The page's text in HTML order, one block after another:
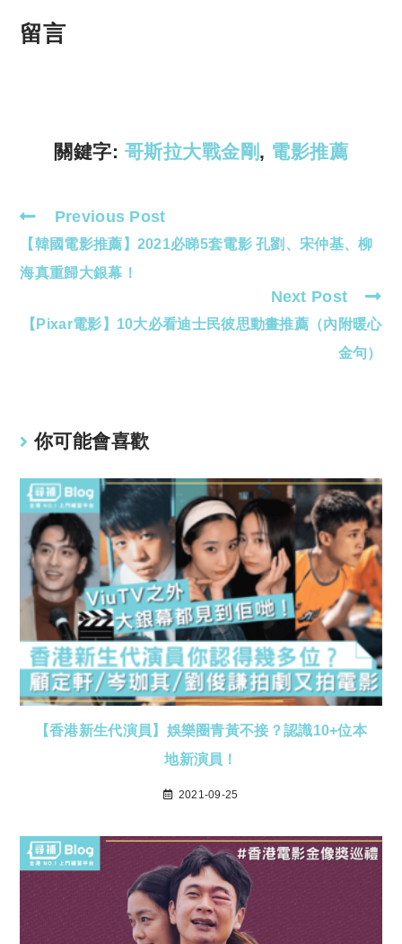
k
留言
關鍵字: 哥斯拉大戰金剛, 電影推薦
Read
more
articles
Previous Post
【韓國電影推薦】2021必睇5套電影 孔劉、宋仲基、柳
海真重歸大銀幕！
Next Post
【Pixar電影】10大必看迪士民彼思動畫推薦（內附暖心
金句）
你可能會喜歡
【香港新生代演員】娛樂圈青黃不接？認識10+位本
地新演員！
2021-09-25